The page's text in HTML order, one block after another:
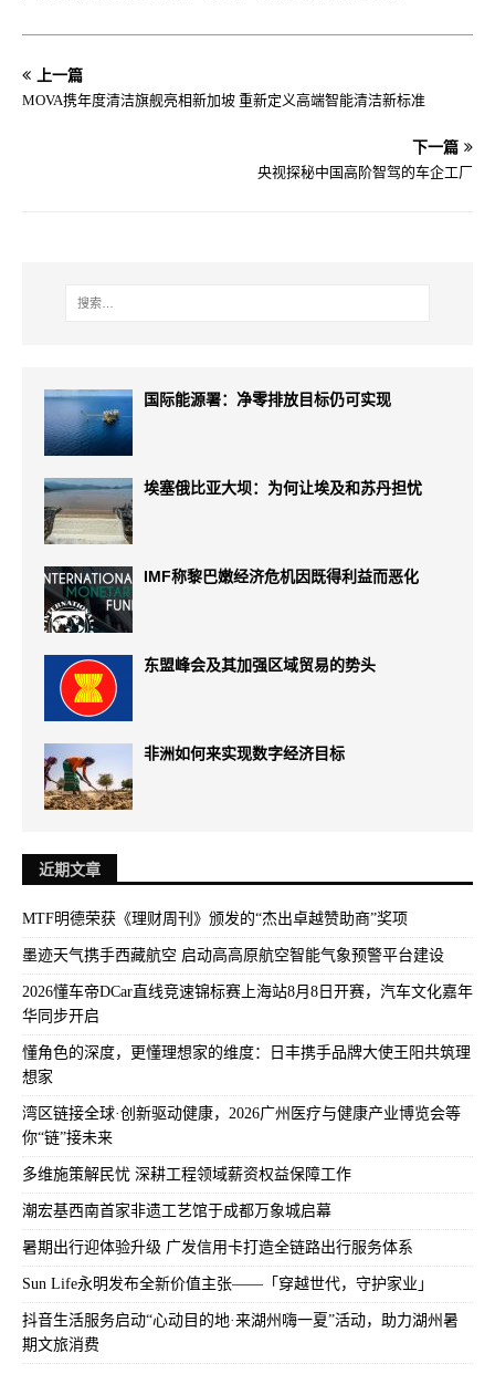
上一篇
MOVA携年度清洁旗舰亮相新加坡 重新定义高端智能清洁新标准
下一篇
央视探秘中国高阶智驾的车企工厂
国际能源署：净零排放目标仍可实现
埃塞俄比亚大坝：为何让埃及和苏丹担忧
IMF称黎巴嫩经济危机因既得利益而恶化
东盟峰会及其加强区域贸易的势头
非洲如何来实现数字经济目标
近期文章
MTF明德荣获《理财周刊》颁发的“杰出卓越赞助商”奖项
墨迹天气携手西藏航空 启动高高原航空智能气象预警平台建设
2026懂车帝DCar直线竞速锦标赛上海站8月8日开赛，汽车文化嘉年
华同步开启
懂角色的深度，更懂理想家的维度：日丰携手品牌大使王阳共筑理
想家
湾区链接全球·创新驱动健康，2026广州医疗与健康产业博览会等
你“链”接未来
多维施策解民忧 深耕工程领域薪资权益保障工作
潮宏基西南首家非遗工艺馆于成都万象城启幕
暑期出行迎体验升级 广发信用卡打造全链路出行服务体系
Sun Life永明发布全新价值主张——「穿越世代，守护家业」
抖音生活服务启动“心动目的地·来湖州嗨一夏”活动，助力湖州暑
期文旅消费